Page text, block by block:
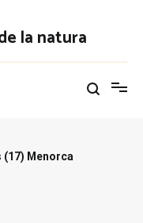
la natura
Menorca